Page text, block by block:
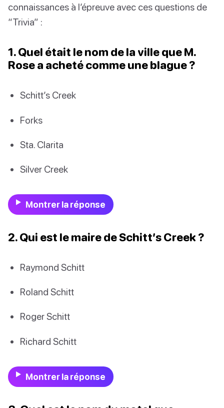
connaissances à l’épreuve avec ces questions de
“Trivia” :
1. Quel était le nom de la ville que M.
Rose a acheté comme une blague ?
Schitt’s Creek
Forks
Sta. Clarita
Silver Creek
Montrer la réponse
2. Qui est le maire de Schitt’s Creek ?
Raymond Schitt
Roland Schitt
Roger Schitt
Richard Schitt
Montrer la réponse